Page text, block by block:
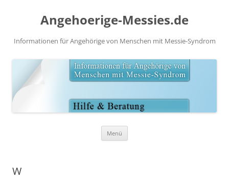
Angehoerige-Messies.de
Informationen für Angehörige von Menschen mit Messie-Syndrom
Menü
W